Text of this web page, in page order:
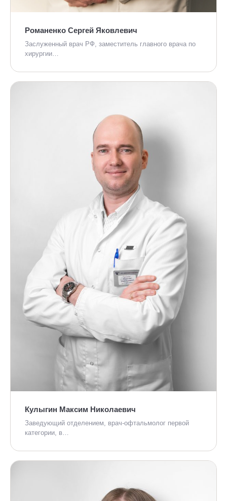
Романенко Сергей Яковлевич
Заслуженный врач РФ, заместитель главного врача по
хирургии…
Кулыгин Максим Николаевич
Заведующий отделением, врач-офтальмолог первой
категории, в…